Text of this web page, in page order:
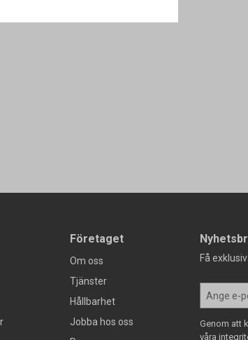
Företaget
Om oss
Tjänster
Hållbarhet
Jobba hos oss
Få
Genom att
våra